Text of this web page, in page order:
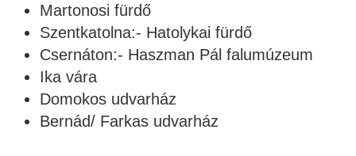
Martonosi fürdő
Szentkatolna:- Hatolykai fürdő
Csernáton:- Haszman Pál falumúzeum
Ika vára
Domokos udvarház
Bernád/ Farkas udvarház